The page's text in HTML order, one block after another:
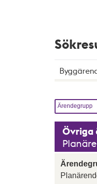
Sortera
Sortera på
Ärendegrupp
Övriga